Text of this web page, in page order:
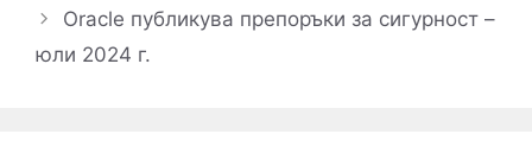
Oracle публикува препоръки за сигурност –
юли 2024 г.